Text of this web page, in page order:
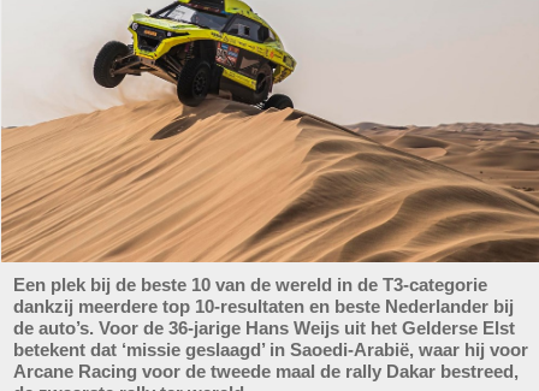
Een plek bij de beste 10 van de wereld in de T3-categorie
dankzij meerdere top 10-resultaten en beste Nederlander bij
de auto’s. Voor de 36-jarige Hans Weijs uit het Gelderse Elst
betekent dat ‘missie geslaagd’ in Saoedi-Arabië, waar hij voor
Arcane Racing voor de tweede maal de rally Dakar bestreed,